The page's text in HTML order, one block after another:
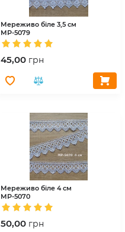
Мереживо біле 3,5 см
МР-5079
45,00 грн
Мереживо біле 4 см
МР-5070
50,00 грн